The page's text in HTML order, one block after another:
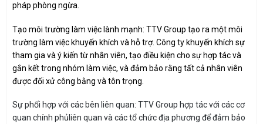
pháp phòng ngừa.
Tạo môi trường làm việc lành mạnh: TTV Group tạo ra một môi
trường làm việc khuyến khích và hỗ trợ. Công ty khuyến khích sự
tham gia và ý kiến từ nhân viên, tạo điều kiện cho sự hợp tác và
gắn kết trong nhóm làm việc, và đảm bảo rằng tất cả nhân viên
được đối xử công bằng và tôn trọng.
Sự phối hợp với các bên liên quan: TTV Group hợp tác với các cơ
quan chính phủliên quan và các tổ chức địa phương để đảm bảo